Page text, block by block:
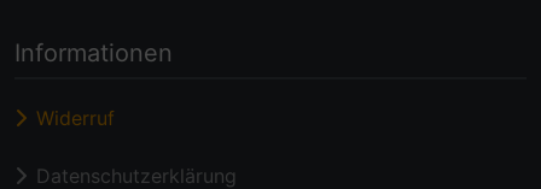
Informationen
Widerruf
Datenschutzerklärung